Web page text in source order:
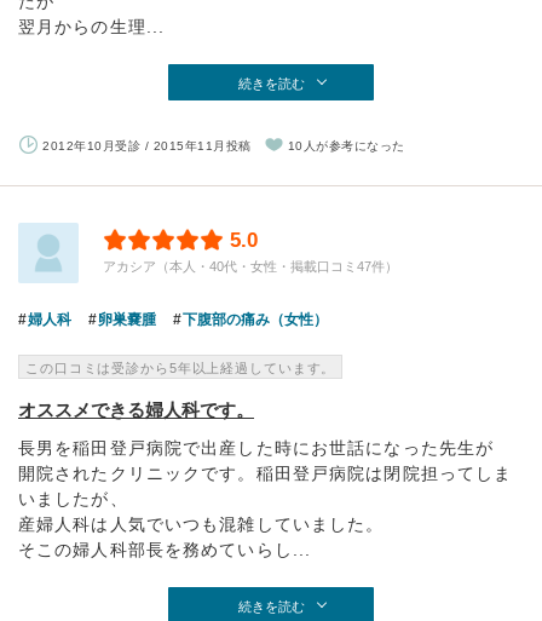
翌月からの生理...
続きを読む
2012年10月受診 / 2015年11月投稿 10人が参考になった
5.0
アカシア（本人・40代・女性・掲載口コミ47件）
婦人科 卵巣嚢腫 下腹部の痛み（女性）
この口コミは受診から5年以上経過しています。
オススメできる婦人科です。
長男を稲田登戸病院で出産した時にお世話になった先生が
開院されたクリニックです。稲田登戸病院は閉院担ってしま
いましたが、
産婦人科は人気でいつも混雑していました。
そこの婦人科部長を務めていらし...
続きを読む